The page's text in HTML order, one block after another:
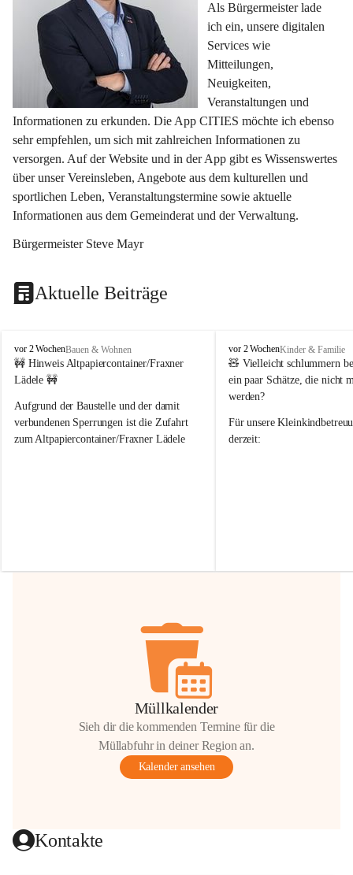
Als Bürgermeister lade
ich ein, unsere digitalen
Services wie
Mitteilungen,
Neuigkeiten,
Veranstaltungen und
Informationen zu erkunden. Die App CITIES möchte ich ebenso
sehr empfehlen, um sich mit zahlreichen Informationen zu
versorgen. Auf der Website und in der App gibt es Wissenswertes
über unser Vereinsleben, Angebote aus dem kulturellen und
sportlichen Leben, Veranstaltungstermine sowie aktuelle
Informationen aus dem Gemeinderat und der Verwaltung.
Bürgermeister Steve Mayr
Aktuelle Beiträge
F
r
a
e
r
n
vor 2 WochenBauen & Wohnen
🚧 Hinweis Altpapiercontainer/Fraxner
Lädele 🚧
Aufgrund der Baustelle und der damit
verbundenen Sperrungen ist die Zufahrt
zum Altpapiercontainer/Fraxner Lädele
Hilfsbereitschaft!
F
r
a
x
r
n
vor 2 WochenKinder & Familie
🧸 Vielleicht schlummern
ein paar Schätze, die nicht
werden?
Für unsere
derzeit:
Müllkalender
Sieh dir die kommenden Termine für die
Müllabfuhr in deiner Region an.
Kalender ansehen
Kontakte